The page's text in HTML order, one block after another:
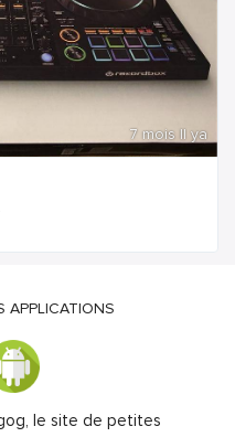
7 mois Il ya
APPLICATIONS
le site de petites